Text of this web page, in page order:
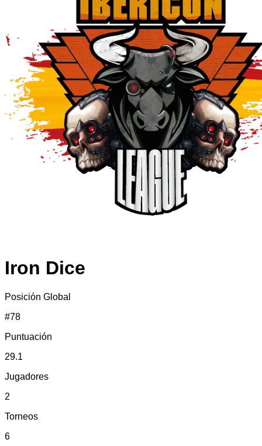
Iron Dice
Posición Global
#78
Puntuación
29.1
Jugadores
2
Torneos
6